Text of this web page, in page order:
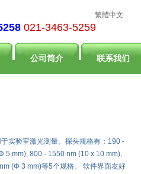
繁體中文
021-3463-5259
公司简介 联系我们
实验室激光测量。探头规格有：190 -
5 mm), 800 - 1550 nm (10 x 10 mm),
(Φ 3 mm)等5个规格。 软件界面友好